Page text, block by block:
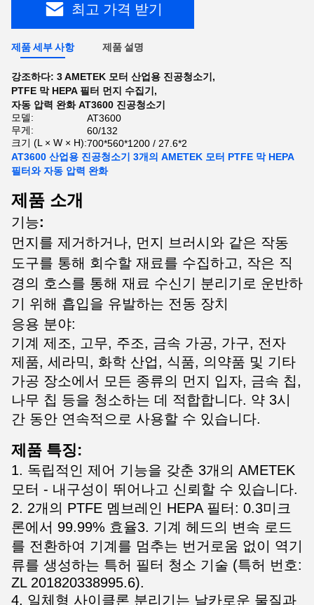
최고 가격 받기
제품 세부 사항 제품 설명
강조하다: 3 AMETEK 모터 산업용 진공청소기 ,
PTFE 막 HEPA 필터 먼지 수집기 ,
자동 압력 완화 AT3600 진공청소기
모델:
AT3600
무게:
60/132
크기 (L × W × H):700*560*1200 / 27.6*2
AT3600 산업용 진공청소기 3개의 AMETEK 모터 PTFE 막 HEPA
필터와 자동 압력 완화
제품 소개
기능:
먼지를 제거하거나, 먼지 브러시와 같은 작동
도구를 통해 회수할 재료를 수집하고, 작은 직
경의 호스를 통해 재료 수신기 분리기로 운반하
기 위해 흡입을 유발하는 전동 장치
응용 분야:
기계 제조, 고무, 주조, 금속 가공, 가구, 전자
제품, 세라믹, 화학 산업, 식품, 의약품 및 기타
가공 장소에서 모든 종류의 먼지 입자, 금속 칩,
나무 칩 등을 청소하는 데 적합합니다. 약 3시
간 동안 연속적으로 사용할 수 있습니다.
제품 특징:
1. 독립적인 제어 기능을 갖춘 3개의 AMETEK
모터 - 내구성이 뛰어나고 신뢰할 수 있습니다.
2. 2개의 PTFE 멤브레인 HEPA 필터: 0.3미크
론에서 99.99% 효율3. 기계 헤드의 변속 로드
를 전환하여 기계를 멈추는 번거로움 없이 역기
류를 생성하는 특허 필터 청소 기술 (특허 번호:
ZL 201820338995.6).
4. 일체형 사이클론 분리기는 날카로운 물질과